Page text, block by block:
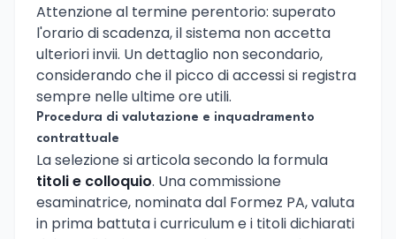
Attenzione al termine perentorio: superato
l'orario di scadenza, il sistema non accetta
ulteriori invii. Un dettaglio non secondario,
considerando che il picco di accessi si registra
sempre nelle ultime ore utili.
Procedura di valutazione e inquadramento
contrattuale
La selezione si articola secondo la formula
titoli e colloquio. Una commissione
esaminatrice, nominata dal Formez PA, valuta
in prima battuta i curriculum e i titoli dichiarati